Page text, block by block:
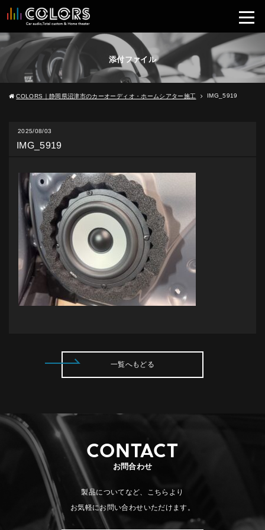
添付ファイル
COLORS｜静岡県沼津市のカーオーディオ・ホームシアター施工 IMG_5919
2025/08/03
IMG_5919
一覧へもどる
CONTACT
お問合わせ
製品についてなど、こちらより
お気軽にお問い合わせいただけます。